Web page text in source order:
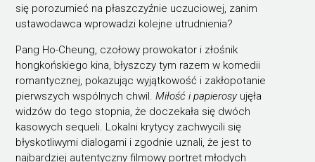
się porozumieć na płaszczyźnie uczuciowej, zanim
ustawodawca wprowadzi kolejne utrudnienia?
Pang Ho-Cheung, czołowy prowokator i złośnik
hongkońskiego kina, błyszczy tym razem w komedii
romantycznej, pokazując wyjątkowość i zakłopotanie
pierwszych wspólnych chwil.Miłość i papierosyujęła
widzów do tego stopnia, że doczekała się dwóch
kasowych sequeli. Lokalni krytycy zachwycili się
błyskotliwymi dialogami i zgodnie uznali, że jest to
najbardziej autentyczny filmowy portret młodych